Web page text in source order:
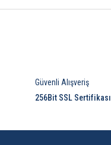
Güvenli Alışveriş
256Bit SSL Sertifikası